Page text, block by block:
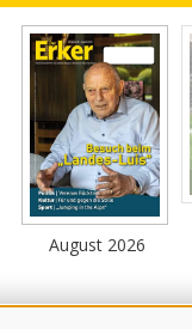
August 2026